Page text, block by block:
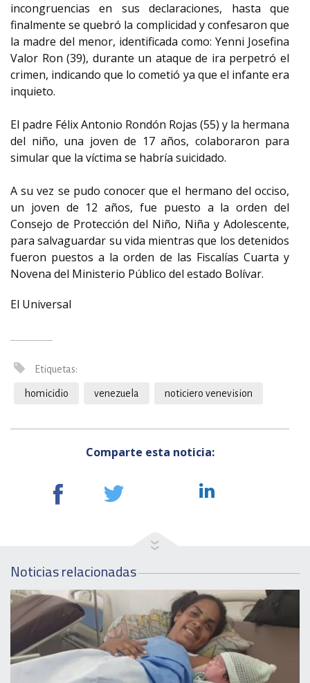
incongruencias en sus declaraciones, hasta que
finalmente se quebró la complicidad y confesaron que
la madre del menor, identificada como: Yenni Josefina
Valor Ron (39), durante un ataque de ira perpetró el
crimen, indicando que lo cometió ya que el infante era
inquieto.
El padre Félix Antonio Rondón Rojas (55) y la hermana
del niño, una joven de 17 años, colaboraron para
simular que la víctima se habría suicidado.
A su vez se pudo conocer que el hermano del occiso,
un joven de 12 años, fue puesto a la orden del
Consejo de Protección del Niño, Niña y Adolescente,
para salvaguardar su vida mientras que los detenidos
fueron puestos a la orden de las Fiscalías Cuarta y
Novena del Ministerio Público del estado Bolívar.
El Universal
Etiquetas:
homicidio venezuela noticiero venevision
Comparte esta noticia:
Noticias relacionadas